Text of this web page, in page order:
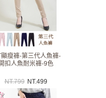
顯瘦褲-第三代人魚褲-
開扣人魚耐米褲-9色
NT.799 NT.499